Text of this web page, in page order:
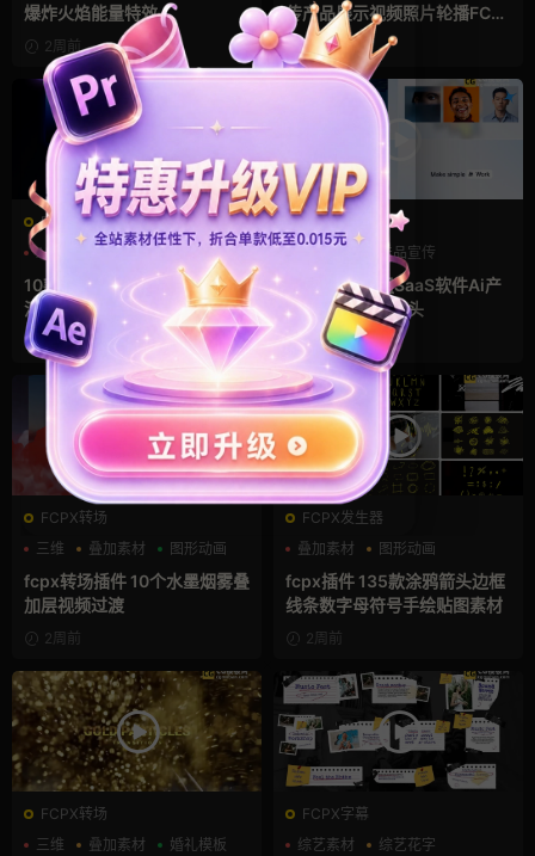
爆炸火焰能量特效
2周前
传产品展示视频照片轮播FCP
X插件
2周前
FCPX字幕
AI
10款科技感AI产品画中画渐变
浮窗UI界面fcpx插件
2周前
FCPX发生器
产品宣传
产品展示
FCPX插件 3组SaaS软件Ai产
品宣传Promo片头
2周前
FCPX转场
三维
叠加素材 图形动画
fcpx转场插件 10个水墨烟雾叠
加层视频过渡
2周前
FCPX发生器
叠加素材
图形动画
手绘风
fcpx插件 135款涂鸦箭头边框
线条数字母符号手绘贴图素材
2周前
FCPX转场
三维
叠加素材 婚礼模板
FCPX字幕
综艺素材
综艺花字